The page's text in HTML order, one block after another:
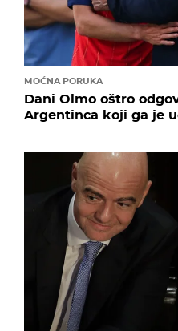
MOĆNA PORUKA
Dani Olmo oštro
Argentinca koji ga je